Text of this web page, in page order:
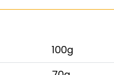
100g